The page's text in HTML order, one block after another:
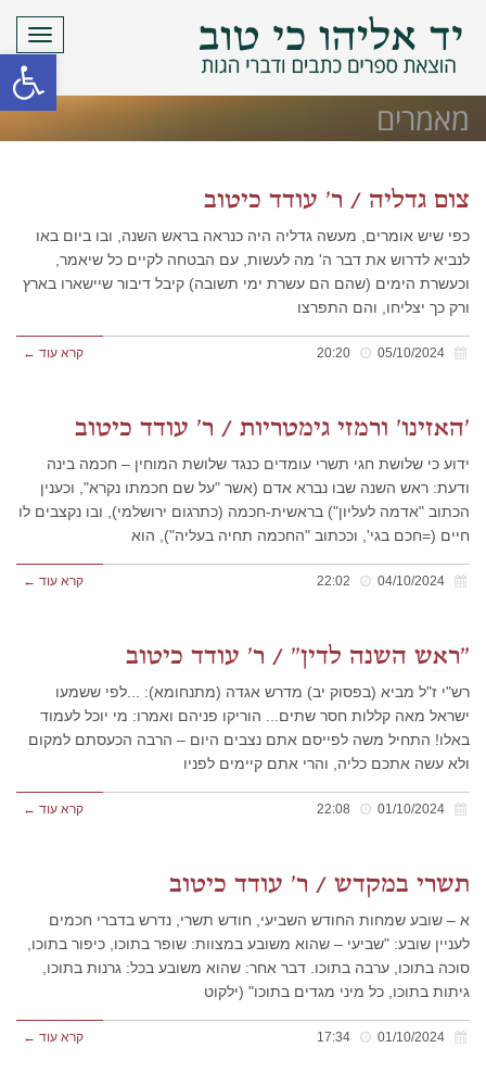
פתח
מאמרים
צום גדליה / ר' עודד כיטוב
כפי שיש אומרים, מעשה גדליה היה כנראה בראש השנה, ובו ביום באו
לנביא לדרוש את דבר ה' מה לעשות, עם הבטחה לקיים כל שיאמר,
וכעשרת הימים (שהם הם עשרת ימי תשובה) קיבל דיבור שיישארו בארץ
ורק כך יצליחו, והם התפרצו
קרא עוד ←
'האזינו' ורמזי גימטריות / ר' עודד כיטוב
ידוע כי שלושת חגי תשרי עומדים כנגד שלושת המוחין – חכמה בינה
ודעת: ראש השנה שבו נברא אדם (אשר "על שם חכמתו נקרא", וכענין
הכתוב "אדמה לעליון") בראשית-חכמה (כתרגום ירושלמי), ובו נקצבים לו
חיים (=חכם בגי', וככתוב "החכמה תחיה בעליה"), הוא
קרא עוד ←
"ראש השנה לדין" / ר' עודד כיטוב
רש"י ז"ל מביא (בפסוק יב) מדרש אגדה (מתנחומא): ...לפי ששמעו
ישראל מאה קללות חסר שתים... הוריקו פניהם ואמרו: מי יוכל לעמוד
באלו! התחיל משה לפייסם אתם נצבים היום – הרבה הכעסתם למקום
ולא עשה אתכם כליה, והרי אתם קיימים לפניו
קרא עוד ←
תשרי במקדש / ר' עודד כיטוב
א – שובע שמחות החודש השביעי, חודש תשרי, נדרש בדברי חכמים
לעניין שובע: "שביעי – שהוא משובע במצוות: שופר בתוכו, כיפור בתוכו,
סוכה בתוכו, ערבה בתוכו. דבר אחר: שהוא משובע בכל: גרנות בתוכו,
גיתות בתוכו, כל מיני מגדים בתוכו" (ילקוט
קרא עוד ←